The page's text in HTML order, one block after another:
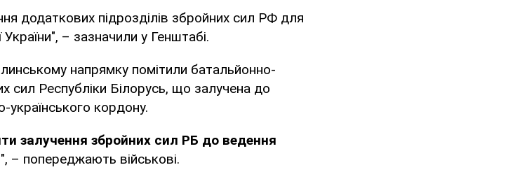
додаткових підрозділів збройних сил РФ для
– зазначили у Генштабі.
напрямку помітили батальйонно-
сил Республіки Білорусь, що залучена до
українського кордону.
залучення збройних сил РБ до ведення
– попереджають військові.